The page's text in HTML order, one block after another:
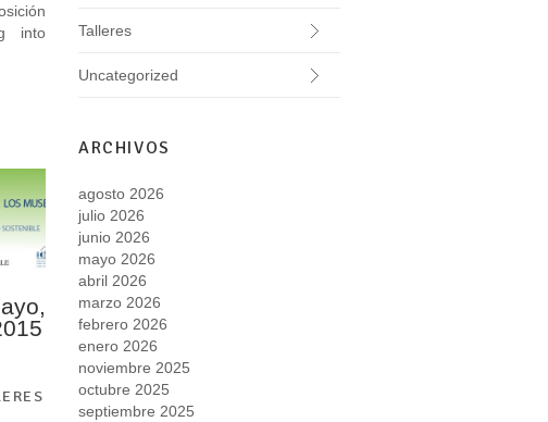
into
Talleres
Uncategorized
ARCHIVOS
agosto 2026
julio 2026
junio 2026
mayo 2026
abril 2026
marzo 2026
febrero 2026
enero 2026
noviembre 2025
octubre 2025
septiembre 2025